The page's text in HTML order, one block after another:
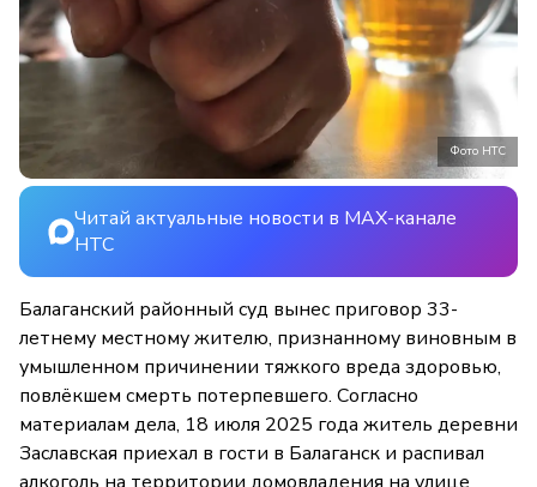
Фото НТС
Читай актуальные новости в MAX-канале
НТС
Балаганский районный суд вынес приговор 33-
летнему местному жителю, признанному виновным в
умышленном причинении тяжкого вреда здоровью,
повлёкшем смерть потерпевшего. Согласно
материалам дела, 18 июля 2025 года житель деревни
Заславская приехал в гости в Балаганск и распивал